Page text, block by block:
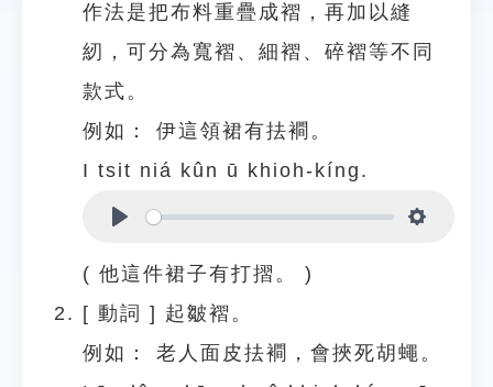
作法是把布料重疊成褶，再加以縫
紉，可分為寬褶、細褶、碎褶等不同
款式。
例如：
伊這領裙有抾襇。
I tsit niá kûn ū khioh-kíng.
( 他這件裙子有打摺。 )
[ 動詞 ] 起皺褶。
例如：
老人面皮抾襇，會挾死胡蠅。